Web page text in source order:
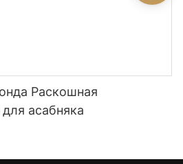
Раскошная
асабняка